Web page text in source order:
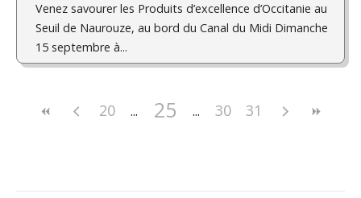
Venez savourer les Produits d’excellence d’Occitanie au
Seuil de Naurouze, au bord du Canal du Midi Dimanche
15 septembre à...
20 25 30 31